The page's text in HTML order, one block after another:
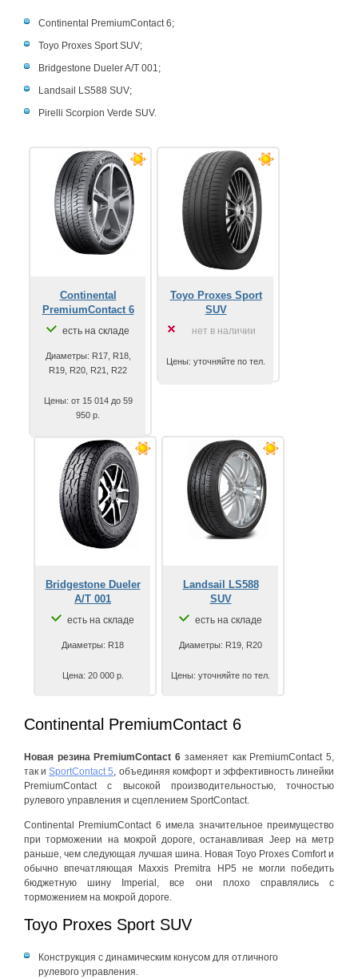
Continental PremiumContact 6;
Toyo Proxes Sport SUV;
Bridgestone Dueler A/T 001;
Landsail LS588 SUV;
Pirelli Scorpion Verde SUV.
Continental
PremiumContact 6
есть на складе
Диаметры: R17, R18,
R19, R20, R21, R22
Цены: от 15 014 до 59
950 р.
Toyo Proxes Sport
SUV
нет в наличии
Цены: уточняйте по тел.
Bridgestone Dueler
A/T 001
есть на складе
Диаметры: R18
Цена: 20 000 р.
Landsail LS588
SUV
есть на складе
Диаметры: R19, R20
Цены: уточняйте по тел.
Continental PremiumContact 6
Новая резина PremiumContact 6 заменяет как PremiumContact 5,
так иSportContact 5, объединяя комфорт и эффективность линейки
PremiumContact с высокой производительностью, точностью
рулевого управления и сцеплением SportContact.
Continental PremiumContact 6 имела значительное преимущество
при торможении на мокрой дороге, останавливая Jeep на метр
раньше, чем следующая лучшая шина. Новая Toyo Proxes Comfort и
обычно впечатляющая Maxxis Premitra HP5 не могли победить
бюджетную шину Imperial, все они плохо справлялись с
торможением на мокрой дороге.
Toyo Proxes Sport SUV
Конструкция с динамическим конусом для отличного
рулевого управления.